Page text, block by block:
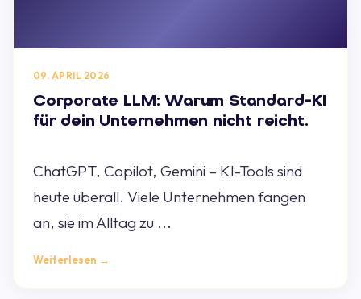
09. APRIL 2026
Corporate LLM: Warum Standard-KI
für dein Unternehmen nicht reicht.
ChatGPT, Copilot, Gemini – KI-Tools sind
heute überall. Viele Unternehmen fangen
an, sie im Alltag zu ...
Weiterlesen →